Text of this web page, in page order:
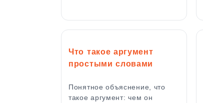
Что такое аргумент
простыми словами
Понятное объяснение, что
такое аргумент: чем он